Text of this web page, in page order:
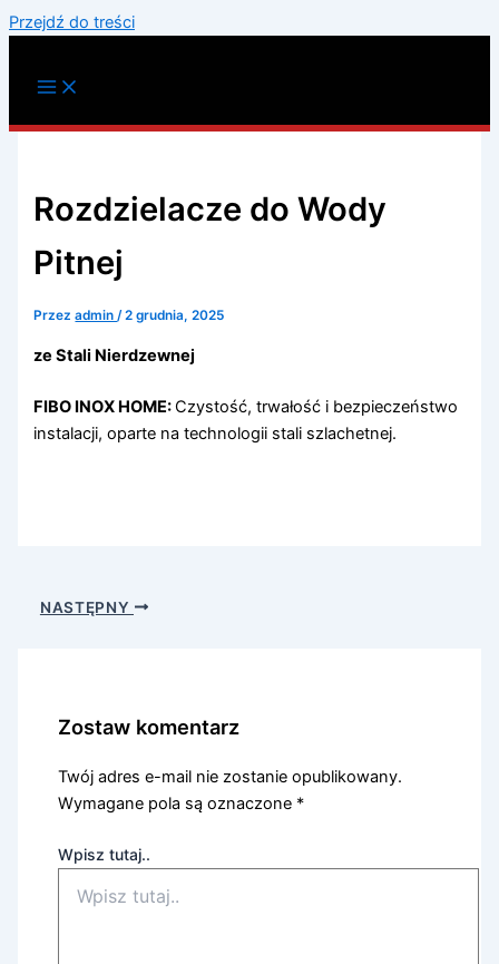
Przejdź do treści
Rozdzielacze do Wody
Pitnej
Przezadmin/2 grudnia, 2025
ze Stali Nierdzewnej
FIBO INOX HOME:Czystość, trwałość i bezpieczeństwo
instalacji, oparte na technologii stali szlachetnej.
NASTĘPNY
Zostaw komentarz
Twój adres e-mail nie zostanie opublikowany.
Wymagane pola są oznaczone *
Wpisz tutaj..